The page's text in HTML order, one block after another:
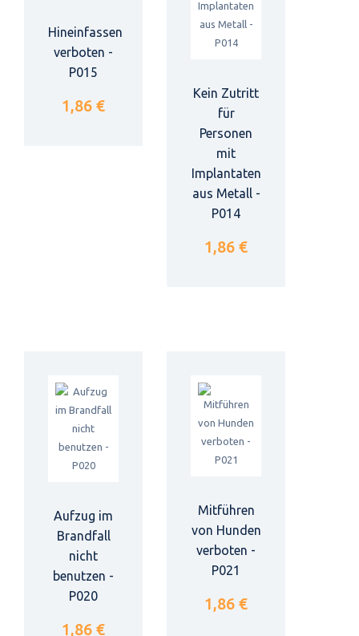
Hineinfassen
verboten -
P015
1,86 €
Kein Zutritt
für
Personen
mit
Implantaten
aus Metall -
P014
1,86 €
Aufzug im
Brandfall
nicht
benutzen -
P020
1,86 €
Mitführen
von Hunden
verboten -
P021
1,86 €